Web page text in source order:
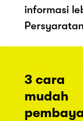
informasi
3 cara
mudah